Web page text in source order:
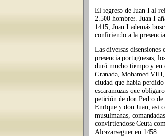
El regreso de Juan I al
2.500 hombres. Juan I
1415, Juan I además
confiriendo a la
Las diversas
presencia portuguesas,
duró mucho tiempo y en
Granada, Mohamed VIII,
ciudad que había
escaramuzas que
petición de don Pedro
Enrique y don Juan, así
musulmanas,
convirtiendose Ceuta
Alcazarseguer en 1458.